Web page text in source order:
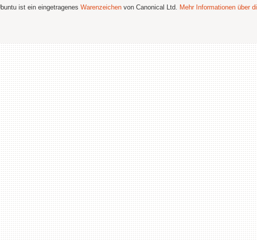
ist ein eingetragenes Warenzeichen von Canonical Ltd. Mehr Informationen über